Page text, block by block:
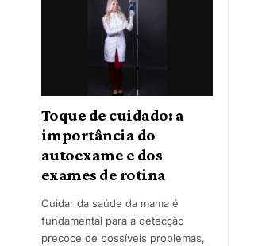
Toque de cuidado: a
importância do
autoexame e dos
exames de rotina
Cuidar da saúde da mama é
fundamental para a detecção
precoce de possíveis problemas,